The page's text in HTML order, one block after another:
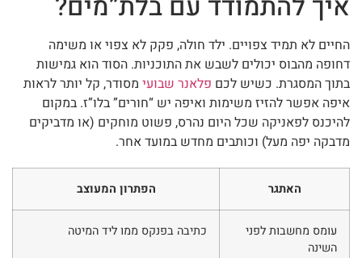
החיים לא תמיד צפויים. ילד חולה, פקק לא צפוי או משימה
דחופה מהבוס יכולים לשבש את התוכניות. הסוד הוא גמישות
בתוך המסגרת. כשיש לכם פלאנר שבועי מסודר, קל יותר לראות
איפה אפשר להזיז משימות ואיפה יש “חורים” בלו”ז. במקום
להיכנס לפאניקה שכל היום נהרס, פשוט מוחקים (או מדביקים
מדבקה יפה מעל) וכותבים מחדש במועד אחר.
האתגר הפתרון המעוצב
עומס מחשבות לפני
השינה
כתיבה בפנקס ממו ליד המיטה